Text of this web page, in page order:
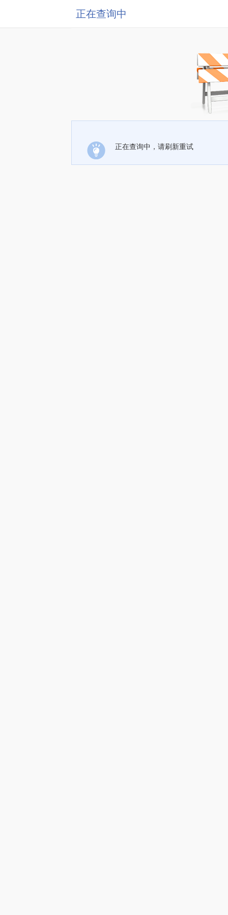
正在查询中
正在查询中，请刷新重试